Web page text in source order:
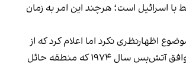
با اسرائیل است؛ هرچند این امر به زمان
اظهارنظری نکرد اما اعلام کرد که از
بازگشت به مفاد توافق آتش‌بس سال ۱۹۷۴ که منطقه حائل